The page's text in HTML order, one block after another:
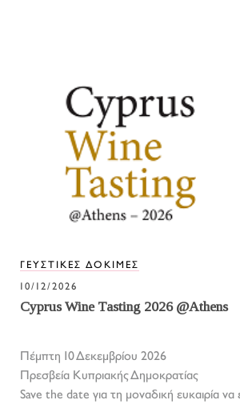
ΓΕΥΣΤΙΚΕΣ ΔΟΚΙΜΕΣ
10/12/2026
Cyprus Wine Tasting 2026 @Athens
Πέμπτη 10 Δεκεμβρίου 2026
Πρεσβεία Κυπριακής Δημοκρατίας
Save the date για τη μοναδική ευκαιρία